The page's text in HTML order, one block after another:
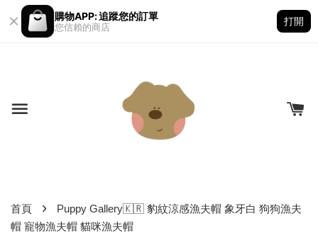
購物APP: 追蹤您的訂單
您信賴的商店
打開
首頁 ›
Puppy Gallery🇰🇷 豹紋涼感漁夫帽 象牙白 狗狗漁夫
帽 寵物漁夫帽 貓咪漁夫帽